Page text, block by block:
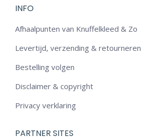
INFO
Afhaalpunten van Knuffelkleed & Zo
Levertijd, verzending & retourneren
Bestelling volgen
Disclaimer & copyright
Privacy verklaring
PARTNER SITES